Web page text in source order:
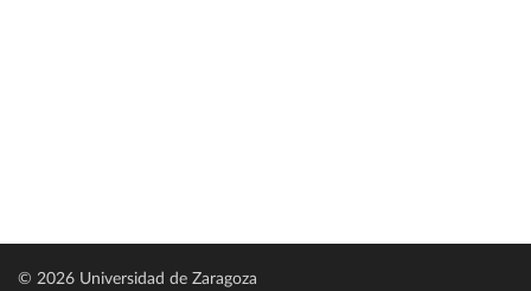
© 2026 Universidad de Zaragoza